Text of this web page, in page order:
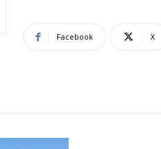
Facebook X